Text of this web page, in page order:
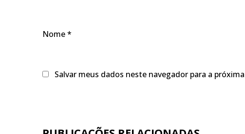
Nome*
Salvar meus dados neste navegador para a